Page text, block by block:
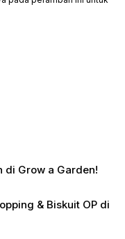
di Grow a Garden!